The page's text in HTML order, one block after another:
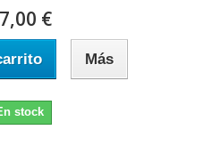
€
Más
stock